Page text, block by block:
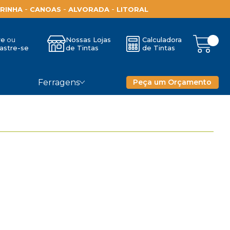
- CANOAS -ALVORADA - LITORAL
se
Nossas Lojas
de Tintas
Calculadora
de Tintas
Ferragens Peça um Orçamento